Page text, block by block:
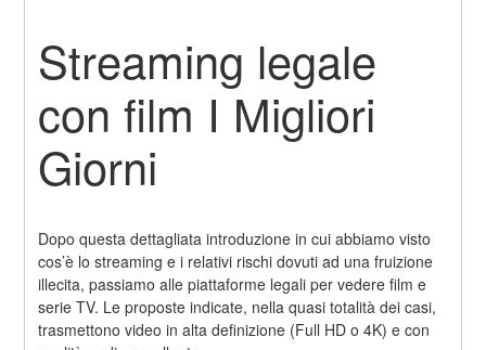
Streaming legale
con film I Migliori
Giorni
Dopo questa dettagliata introduzione in cui abbiamo visto
cos’è lo streaming e i relativi rischi dovuti ad una fruizione
illecita, passiamo alle piattaforme legali per vedere film e
serie TV. Le proposte indicate, nella quasi totalità dei casi,
trasmettono video in alta definizione (Full HD o 4K) e con